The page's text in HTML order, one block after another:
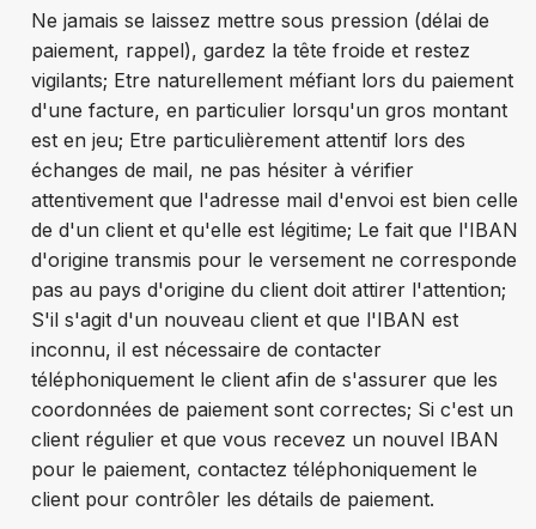
Ne jamais se laissez mettre sous pression (délai de
paiement, rappel), gardez la tête froide et restez
vigilants; Etre naturellement méfiant lors du paiement
d'une facture, en particulier lorsqu'un gros montant
est en jeu; Etre particulièrement attentif lors des
échanges de mail, ne pas hésiter à vérifier
attentivement que l'adresse mail d'envoi est bien celle
de d'un client et qu'elle est légitime; Le fait que l'IBAN
d'origine transmis pour le versement ne corresponde
pas au pays d'origine du client doit attirer l'attention;
S'il s'agit d'un nouveau client et que l'IBAN est
inconnu, il est nécessaire de contacter
téléphoniquement le client afin de s'assurer que les
coordonnées de paiement sont correctes; Si c'est un
client régulier et que vous recevez un nouvel IBAN
pour le paiement, contactez téléphoniquement le
client pour contrôler les détails de paiement.